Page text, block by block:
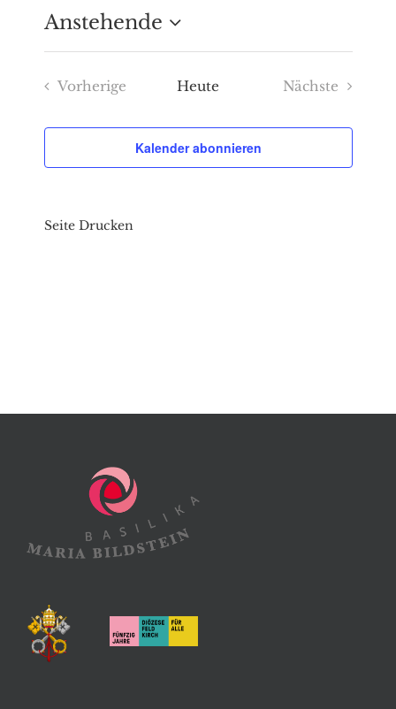
Anstehende
Datum
wählen.
Vorherige
Heute
Nächste
Kalender abonnieren
Seite Drucken